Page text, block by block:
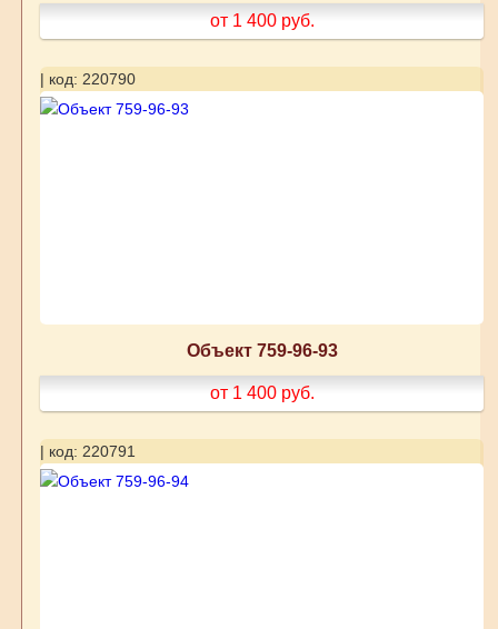
от 1 400 руб.
| код: 220790
Объект 759-96-93
от 1 400 руб.
| код: 220791